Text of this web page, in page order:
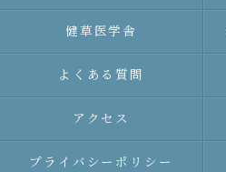
健草医学舎
よくある質問
アクセス
プライバシーポリシー